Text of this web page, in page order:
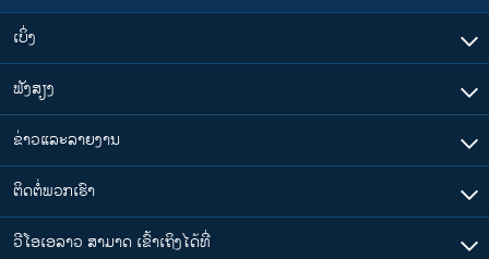
ເບິ່ງ
ຟັງສຽງ
ຂ່າວແລະລາຍງານ
ຕິດຕໍ່ພວກເຮົາ
ວີໂອເອລາວ ສາມາດ ເຂົ້າເຖິງໄດ້ທີ່